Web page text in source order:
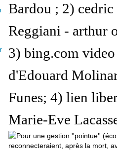
Bardou ; 2)
Reggiani - arthur
3) bing.com
d'Edouard
Funes; 4) lien
Marie-Eve